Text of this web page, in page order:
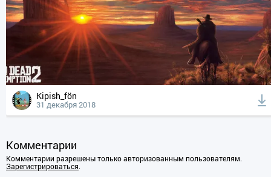
Kipish_fön
31 декабря 2018
Комментарии
Комментарии разрешены только авторизованным пользователям.
Зарегистрироваться.